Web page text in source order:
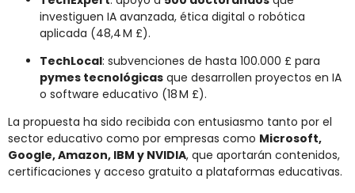
investiguen IA avanzada, ética digital o robótica
aplicada (48,4 M £).
TechLocal: subvenciones de hasta 100.000 £ para
pymes tecnológicas que desarrollen proyectos en IA
o software educativo (18 M £).
La propuesta ha sido recibida con entusiasmo tanto por el
sector educativo como por empresas como Microsoft,
Google, Amazon, IBM y NVIDIA, que aportarán contenidos,
certificaciones y acceso gratuito a plataformas educativas.